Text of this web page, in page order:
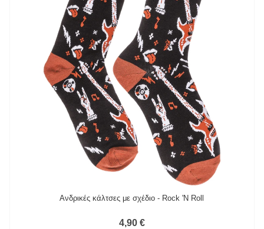
Ανδρικές κάλτσες με σχέδιο - Rock 'N Roll
4,90 €